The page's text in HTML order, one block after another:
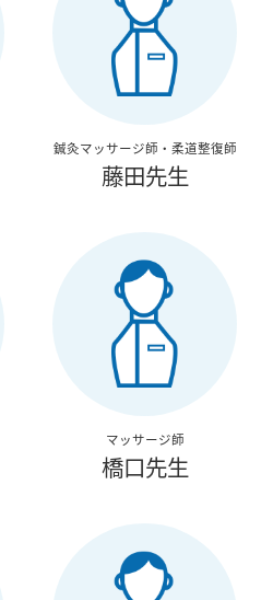
鍼灸マッサージ師・柔道整復師
藤田先生
マッサージ師
橋口先生